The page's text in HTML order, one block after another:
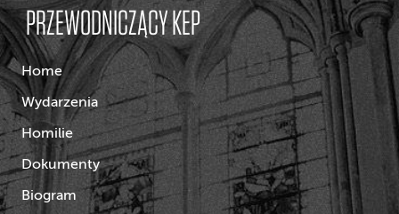
PRZEWODNICZĄCY KEP
Home
Wydarzenia
Homilie
Dokumenty
Biogram